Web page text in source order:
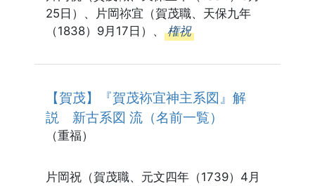
25日）、片岡祢宜（賀茂職、天保九年
（1838）9月17日）、 権祝
【賀茂】『賀茂袮宜神主系図』解
説 新古系図 流（名前一覧）
（重福）
片岡祝（賀茂職、元文四年（1739）4月